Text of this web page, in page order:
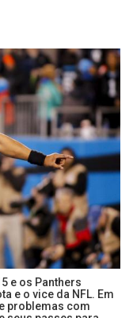
e os Panthers
e o vice da NFL. Em
problemas com